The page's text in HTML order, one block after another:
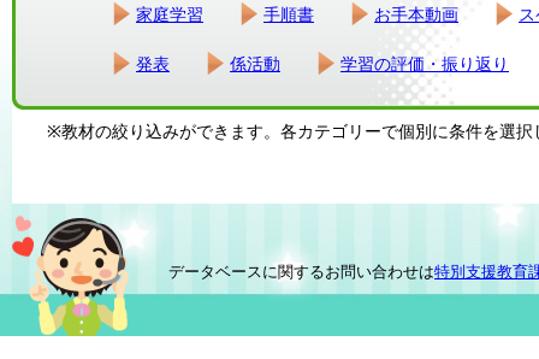
家庭学習 手順書 お手本動画
発表 係活動 学習の評価・振り返り
※教材の絞り込みができます。各カテゴリーで個別に条件を選択
データベースに関するお問い合わせは特別支援教育